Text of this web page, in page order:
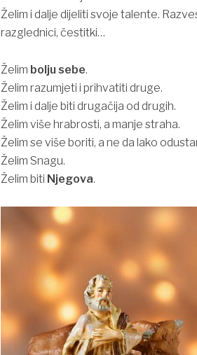
Želim i dalje dijeliti svoje talente.
razglednici, čestitki…
Želim bolju sebe.
Želim razumjeti i prihvatiti druge.
Želim i dalje biti drugačija od drugih.
Želim više hrabrosti, a manje straha.
Želim se više boriti, a ne da lako
Želim Snagu.
Želim biti Njegova.